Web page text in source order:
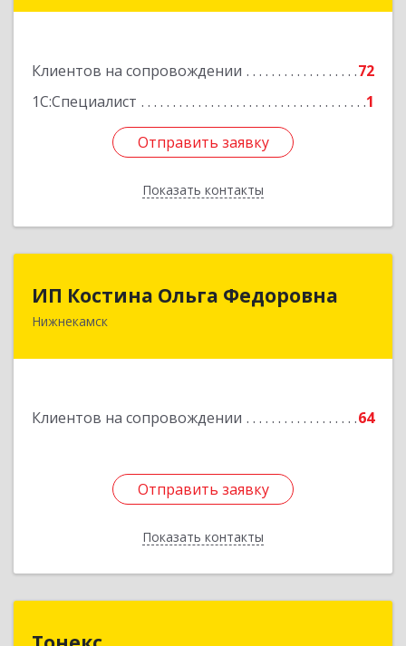
Клиентов на сопровождении
72
1С:Специалист
1
Отправить заявку
Показать контакты
Подробнее
Отправить заявку
Назад
ИП Костина Ольга Федоровна
Нижнекамск
Клиентов на сопровождении 64
Отправить заявку
Показать контакты
Отправить заявку
Назад